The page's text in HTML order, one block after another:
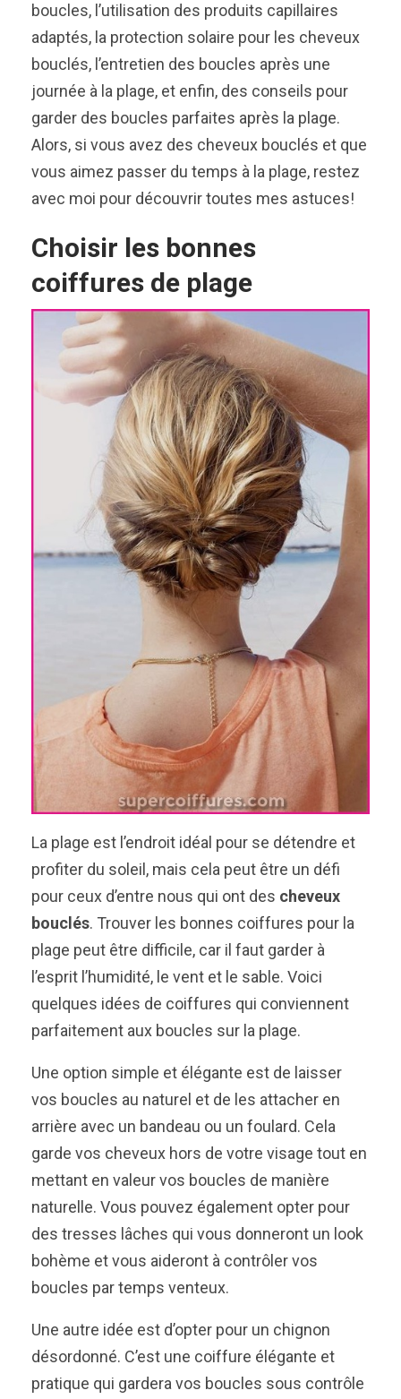
boucles, l’utilisation des produits capillaires
adaptés, la protection solaire pour les cheveux
bouclés, l’entretien des boucles après une
journée à la plage, et enfin, des conseils pour
garder des boucles parfaites après la plage.
Alors, si vous avez des cheveux bouclés et que
vous aimez passer du temps à la plage, restez
avec moi pour découvrir toutes mes astuces!
Choisir les bonnes
coiffures de plage
La plage est l’endroit idéal pour se détendre et
profiter du soleil, mais cela peut être un défi
pour ceux d’entre nous qui ont des cheveux
bouclés. Trouver les bonnes coiffures pour la
plage peut être difficile, car il faut garder à
l’esprit l’humidité, le vent et le sable. Voici
quelques idées de coiffures qui conviennent
parfaitement aux boucles sur la plage.
Une option simple et élégante est de laisser
vos boucles au naturel et de les attacher en
arrière avec un bandeau ou un foulard. Cela
garde vos cheveux hors de votre visage tout en
mettant en valeur vos boucles de manière
naturelle. Vous pouvez également opter pour
des tresses lâches qui vous donneront un look
bohème et vous aideront à contrôler vos
boucles par temps venteux.
Une autre idée est d’opter pour un chignon
désordonné. C’est une coiffure élégante et
pratique qui gardera vos boucles sous contrôle